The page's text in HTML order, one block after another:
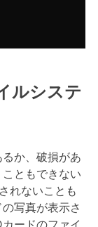
ルシステ
か、破損があ
ともできない
れないことも
写真が表示さ